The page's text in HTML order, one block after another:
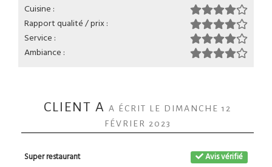
Cuisine :
Rapport qualité / prix :
Service :
Ambiance :
CLIENT A A ÉCRIT LE DIMANCHE 12
FÉVRIER 2023
Avis vérifié
Super restaurant